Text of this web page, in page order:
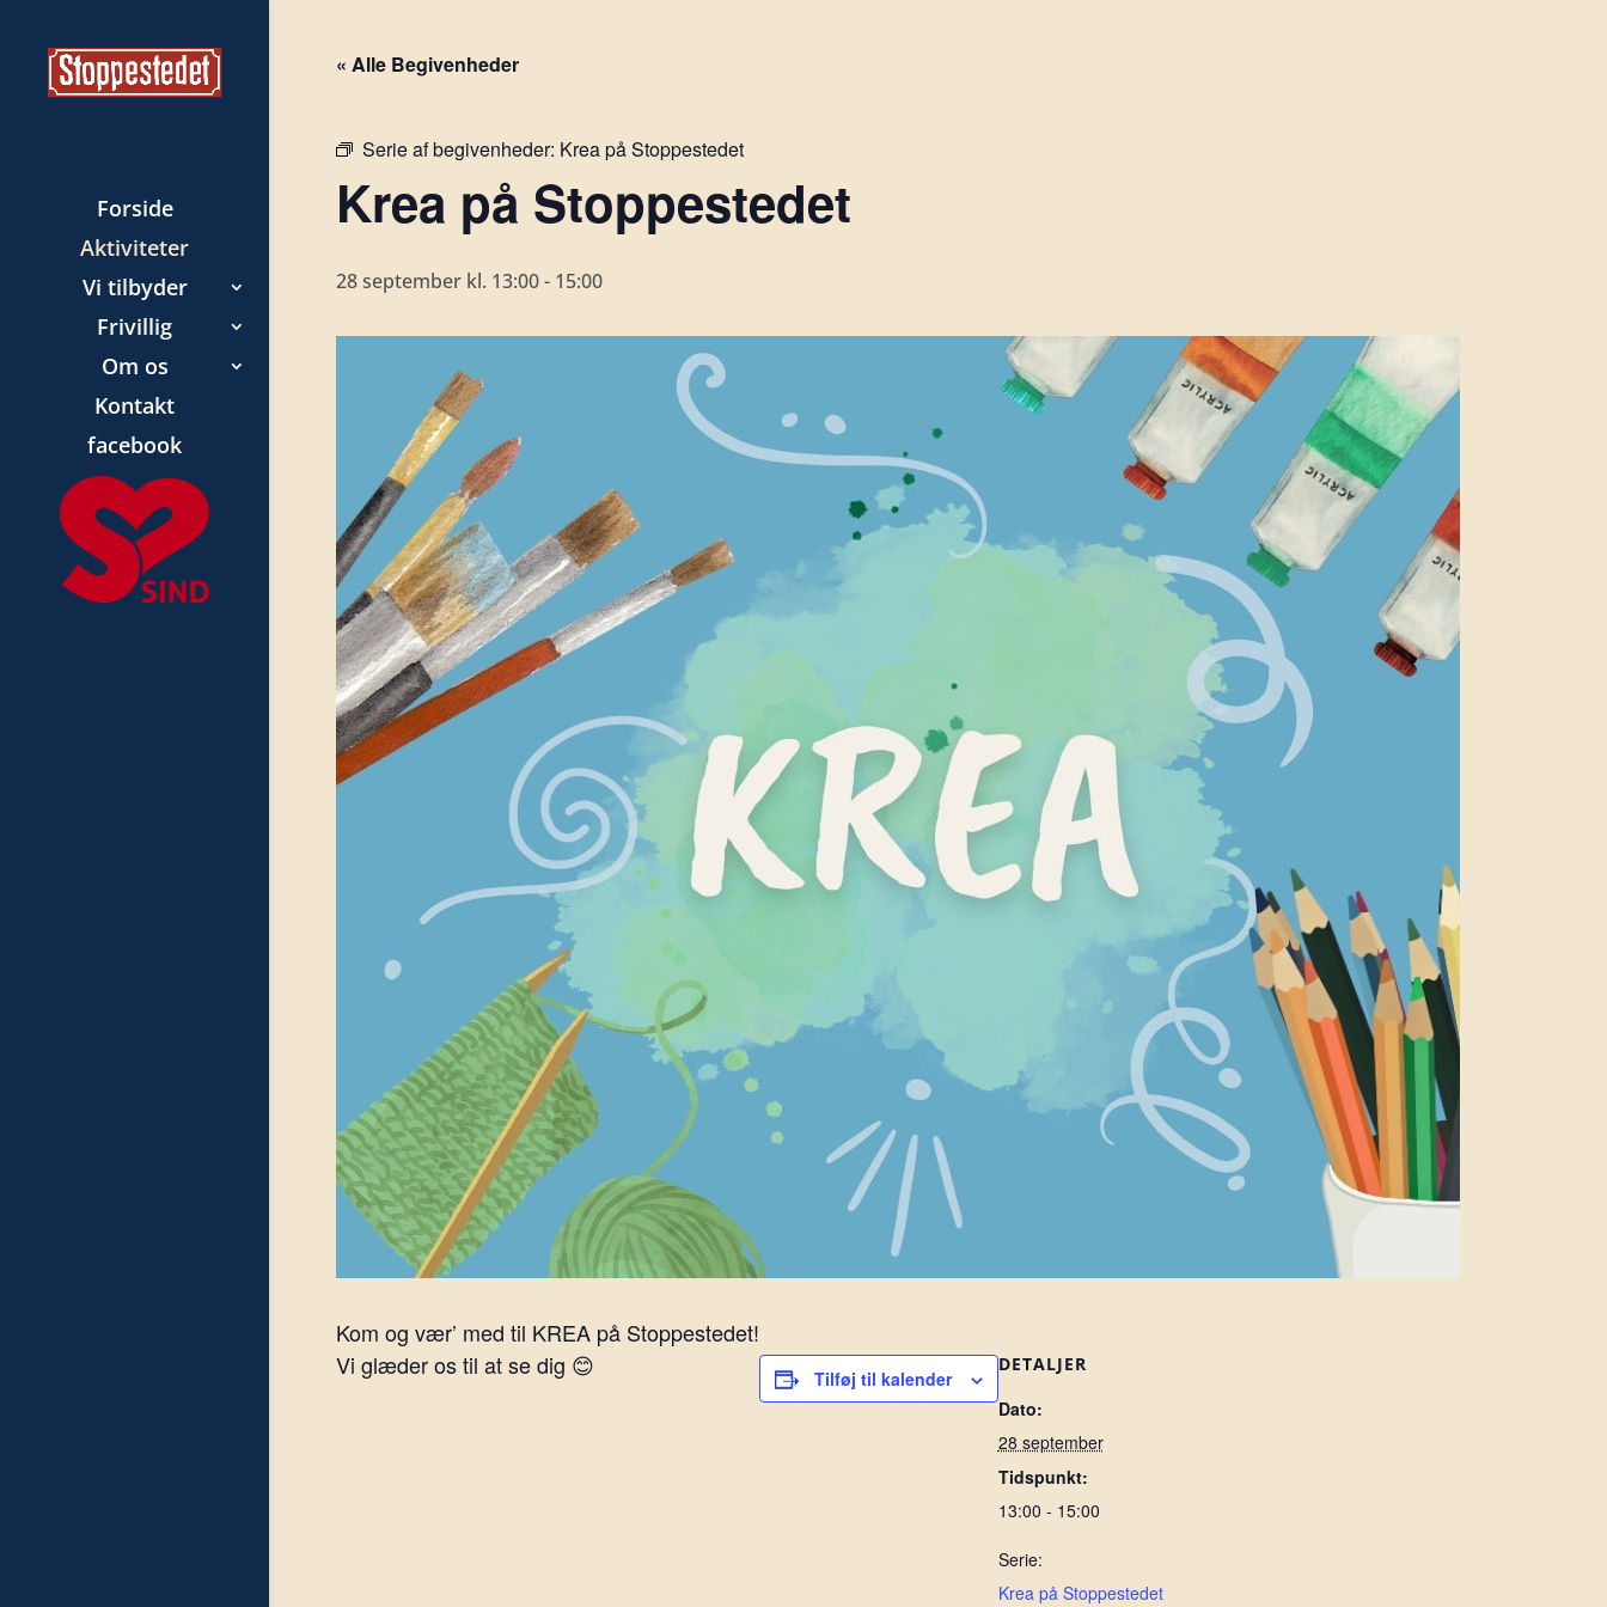
Forside
Aktiviteter
Vi tilbyder
Frivillig
Om os
Kontakt
facebook
« Alle Begivenheder
Serie af begivenheder: Krea på Stoppestedet
Krea på Stoppestedet
28 september kl. 13:00- 15:00
Kom og vær’ med til KREA på Stoppestedet!
Vi glæder os til at se dig 😊
Tilføj til kalender
DETALJER
Dato:
28 september
Tidspunkt:
13:00 - 15:00
Serie:
Krea på Stoppestedet